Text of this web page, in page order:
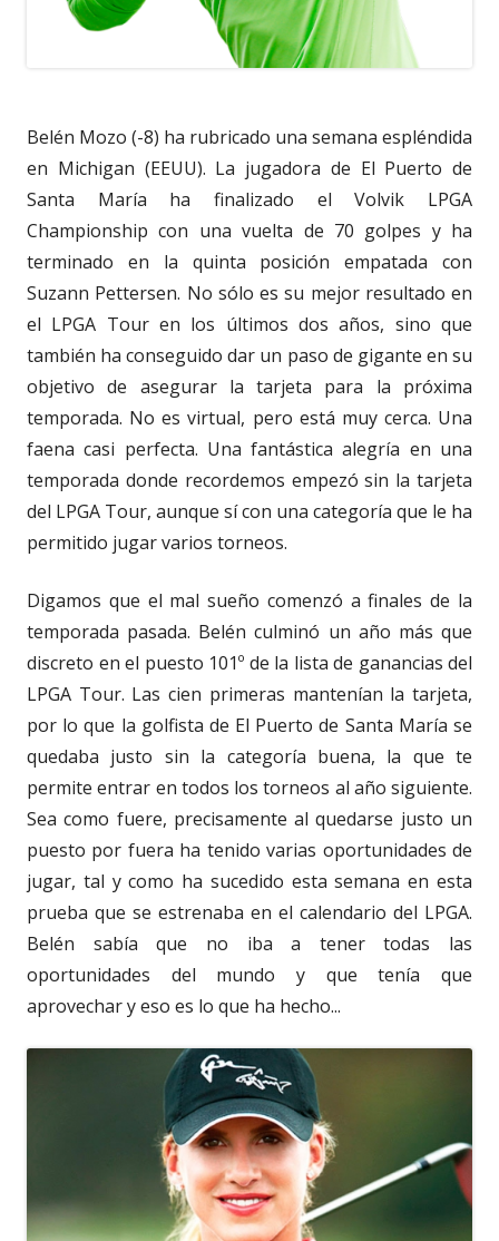
Belén Mozo (-8) ha rubricado una semana espléndida
en Michigan (EEUU). La jugadora de El Puerto de
Santa María ha finalizado el Volvik LPGA
Championship con una vuelta de 70 golpes y ha
terminado en la quinta posición empatada con
Suzann Pettersen. No sólo es su mejor resultado en
el LPGA Tour en los últimos dos años, sino que
también ha conseguido dar un paso de gigante en su
objetivo de asegurar la tarjeta para la próxima
temporada. No es virtual, pero está muy cerca. Una
faena casi perfecta. Una fantástica alegría en una
temporada donde recordemos empezó sin la tarjeta
del LPGA Tour, aunque sí con una categoría que le ha
permitido jugar varios torneos.
Digamos que el mal sueño comenzó a finales de la
temporada pasada. Belén culminó un año más que
discreto en el puesto 101º de la lista de ganancias del
LPGA Tour. Las cien primeras mantenían la tarjeta,
por lo que la golfista de El Puerto de Santa María se
quedaba justo sin la categoría buena, la que te
permite entrar en todos los torneos al año siguiente.
Sea como fuere, precisamente al quedarse justo un
puesto por fuera ha tenido varias oportunidades de
jugar, tal y como ha sucedido esta semana en esta
prueba que se estrenaba en el calendario del LPGA.
Belén sabía que no iba a tener todas las
oportunidades del mundo y que tenía que
aprovechar y eso es lo que ha hecho...